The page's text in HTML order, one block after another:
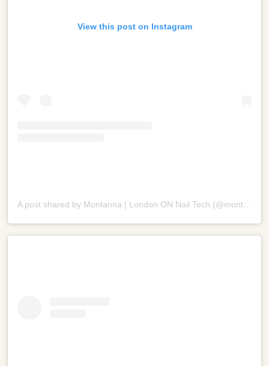
View this post on Instagram